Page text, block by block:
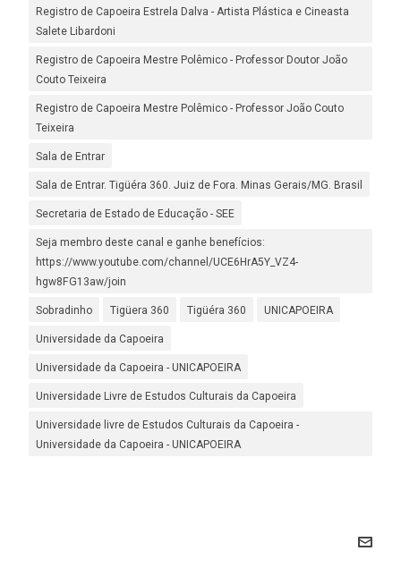
Registro de Capoeira Estrela Dalva - Artista Plástica e Cineasta
Salete Libardoni
Registro de Capoeira Mestre Polêmico - Professor Doutor João
Couto Teixeira
Registro de Capoeira Mestre Polêmico - Professor João Couto
Teixeira
Sala de Entrar
Sala de Entrar. Tigüéra 360. Juiz de Fora. Minas Gerais/MG. Brasil
Secretaria de Estado de Educação - SEE
Seja membro deste canal e ganhe benefícios:
https://www.youtube.com/channel/UCE6HrA5Y_VZ4-
hgw8FG13aw/join
Sobradinho Tigüera 360 Tigüéra 360 UNICAPOEIRA
Universidade da Capoeira
Universidade da Capoeira - UNICAPOEIRA
Universidade Livre de Estudos Culturais da Capoeira
Universidade livre de Estudos Culturais da Capoeira -
Universidade da Capoeira - UNICAPOEIRA